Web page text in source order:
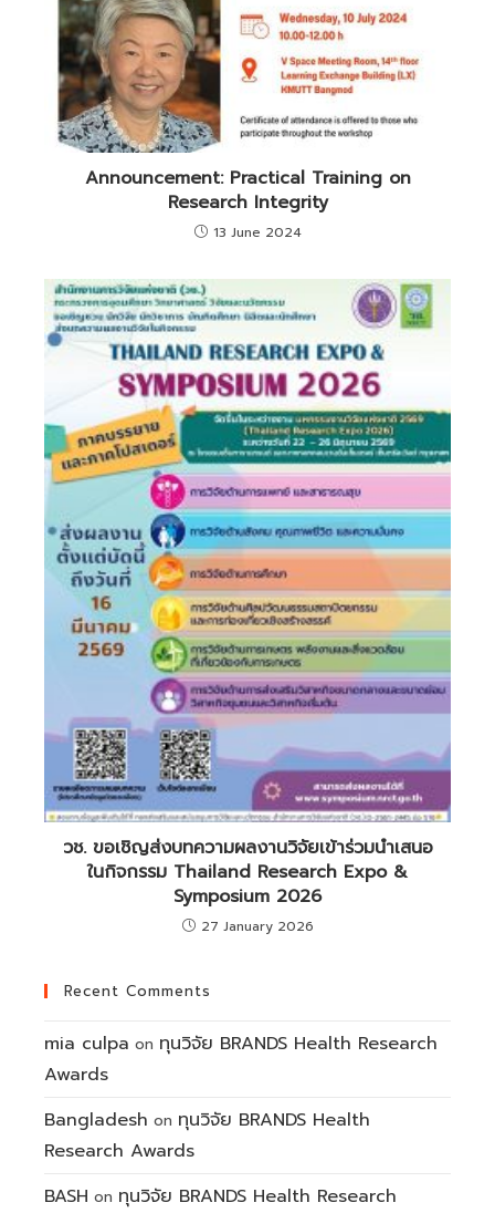
Announcement: Practical Training on
Research Integrity
13 June 2024
วช. ขอเชิญส่งบทความผลงานวิจัยเข้าร่วมนำเสนอ
ในกิจกรรม Thailand Research Expo &
Symposium 2026
27 January 2026
Recent Comments
mia culpa on ทุนวิจัย BRANDS Health Research
Awards
Bangladesh on ทุนวิจัย BRANDS Health
Research Awards
BASH on ทุนวิจัย BRANDS Health Research